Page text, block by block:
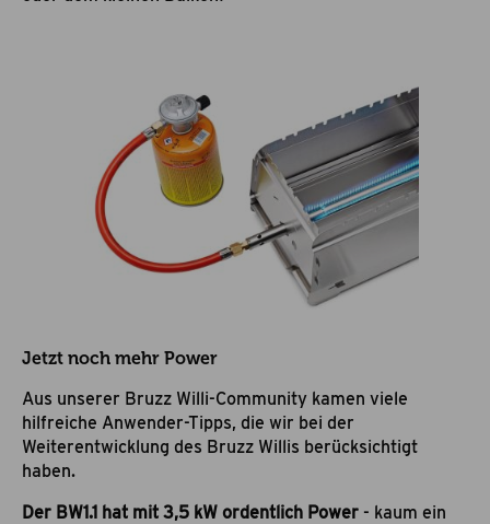
Jetzt noch mehr Power
Aus unserer Bruzz Willi-Community kamen viele
hilfreiche Anwender-Tipps, die wir bei der
Weiterentwicklung des Bruzz Willis berücksichtigt
haben.
Der BW1.1 hat mit 3,5 kW ordentlich Power - kaum ein